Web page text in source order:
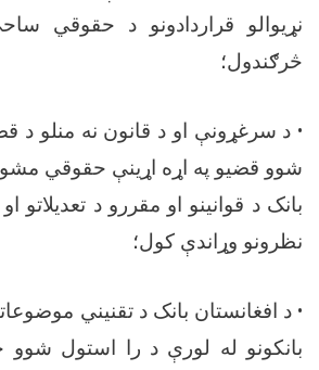
نړیوالو قراردادونو د حقوقي
څرګندول؛
• د سرغړونې او د قانون نه منلو د
شوو قضیو په اړه اړینې حقوقي
بانک د قوانینو او مقررو د تعدیلاتو
نظرونو وړاندې کول؛
• د افغانستان بانک د تقنیني
بانکونو له لورې د را استول